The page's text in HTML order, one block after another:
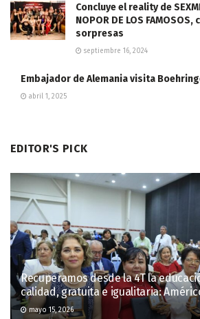
Concluye el reality de
NOPOR DE LOS
sorpresas
septiembre 16, 2024
Embajador de Alemania visita
abril 1, 2025
EDITOR'S PICK
Recuperamos desde la 4T la
calidad, gratuita e igualitaria:
mayo 15, 2026